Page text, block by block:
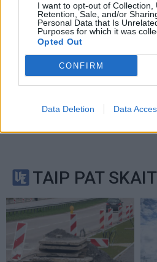
I want to opt-out of Collection,
Retention, Sale, and/or
Personal Data that Is
Purposes for which it was
Opted Out
CONFIRM
Data Deletion Data
TAIP PAT